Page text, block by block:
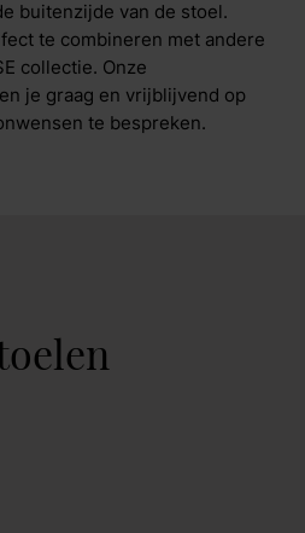
buitenzijde van de stoel.
te combineren met andere
collectie. Onze
je graag en vrijblijvend op
te bespreken.